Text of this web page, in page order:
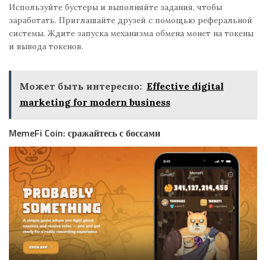
Используйте бустеры и выполняйте задания, чтобы
заработать. Приглашайте друзей с помощью реферальной
системы. Ждите запуска механизма обмена монет на токены
и вывода токенов.
Может быть интересно: Effective digital
marketing for modern business
MemeFi Coin: сражайтесь с боссами